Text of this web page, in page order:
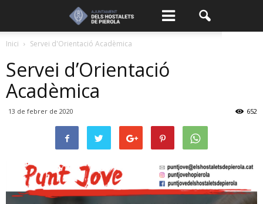
Inici Servei d'Orientació Acadèmica
Servei d’Orientació
Acadèmica
13 de febrer de 2020 652